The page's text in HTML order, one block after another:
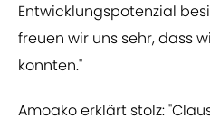
Entwicklungspotenzial
freuen wir uns sehr, dass
konnten."
Amoako erklärt stolz: